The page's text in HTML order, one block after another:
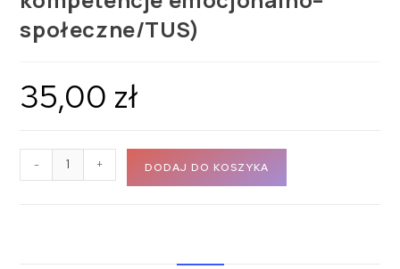
społeczne/TUS)
35,00 zł
- + DODAJ DO KOSZYKA